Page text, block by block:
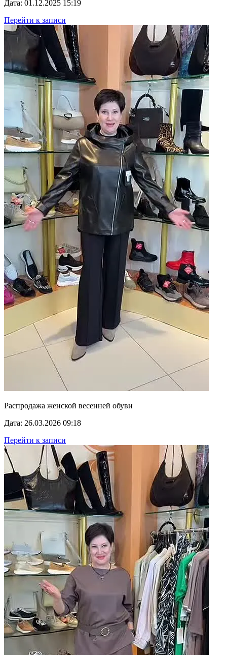
Дата: 01.12.2025 15:19
Перейти к записи
Распродажа женской весенней обуви
Дата: 26.03.2026 09:18
Перейти к записи